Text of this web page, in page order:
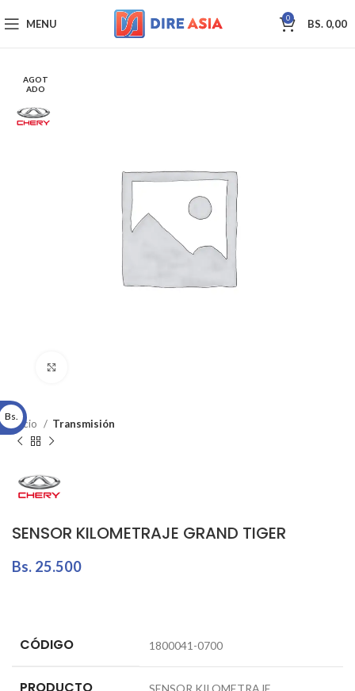
MENU 0 BS. 0,00
AGOT
ADO
Inicio Transmisión
SENSOR KILOMETRAJE GRAND TIGER
Bs. 25.500
CÓDIGO 1800041-0700
PRODUCTO SENSOR KILOMETRAJE
Bs.